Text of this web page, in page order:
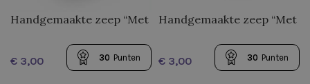
Handgemaakte zeep “Met
€ 30 Punten
Handgemaakte zeep “Met
€ 30 Punten